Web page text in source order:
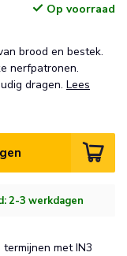
Op voorraad
brood en bestek.
nerfpatronen.
dragen. Lees
2-3 werkdagen
met IN3